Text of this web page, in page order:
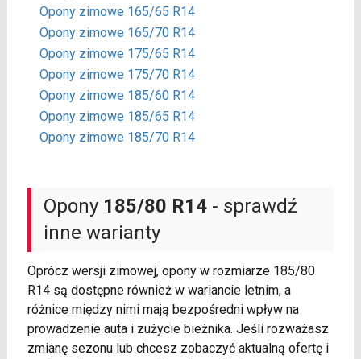
Opony zimowe 165/65 R14
Opony zimowe 165/70 R14
Opony zimowe 175/65 R14
Opony zimowe 175/70 R14
Opony zimowe 185/60 R14
Opony zimowe 185/65 R14
Opony zimowe 185/70 R14
Opony 185/80 R14- sprawdź
inne warianty
Oprócz wersji zimowej, opony w rozmiarze 185/80
R14 są dostępne również w wariancie letnim, a
różnice między nimi mają bezpośredni wpływ na
prowadzenie auta i zużycie bieżnika. Jeśli rozważasz
zmianę sezonu lub chcesz zobaczyć aktualną ofertę i